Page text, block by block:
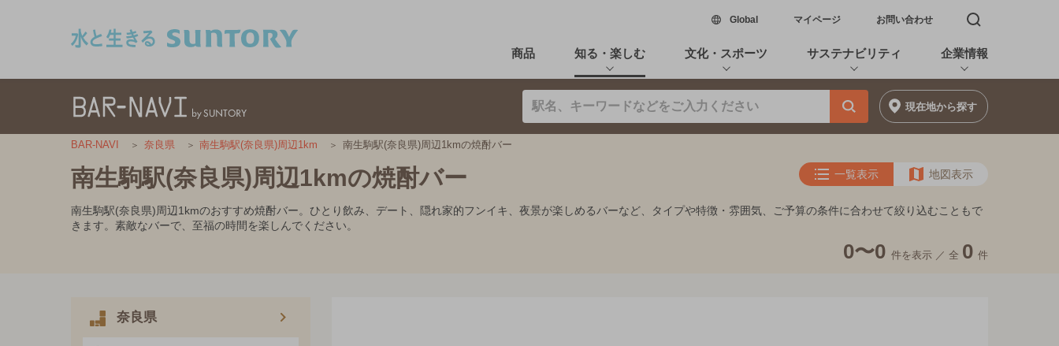
Global新しいウィンドウで開く
マイページ お問い合わせ 検索窓を開く
商品 知る・楽しむ 文化・スポーツ サステナビリティ 企業情報
現在地から探す
BAR-NAVI 奈良県 南生駒駅(奈良県)周辺1km 南生駒駅(奈良県)周辺1kmの焼酎バー
南生駒駅(奈良県)周辺1kmの焼酎バー 一覧表示 地図表示
南生駒駅(奈良県)周辺1kmのおすすめ焼酎バー。ひとり飲み、デート、隠れ家的フンイキ、夜景が楽しめるバーなど、タイプや特徴・雰囲気、ご予算の条件に合わせて絞り込むこともで
きます。素敵なバーで、至福の時間を楽しんでください。
0〜0 件を表示 ／ 全 0 件
奈良県